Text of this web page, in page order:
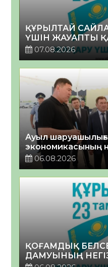
ҚҰРЫЛТАЙ
ҮШІН ЖАУАПТЫ
07.08.2026
Ауыл шаруашылығы
экономикасының
06.08.2026
ҚОҒАМДЫҚ
ДАМУЫНЫҢ